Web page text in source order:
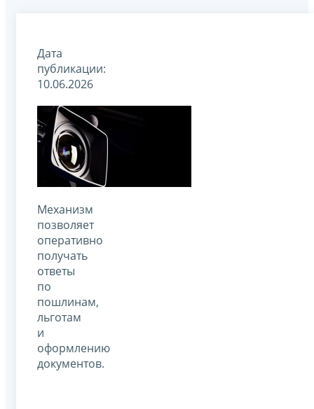
Дата
публикации:
10.06.2026
Механизм
позволяет
оперативно
получать
ответы
по
пошлинам,
льготам
и
оформлению
документов.